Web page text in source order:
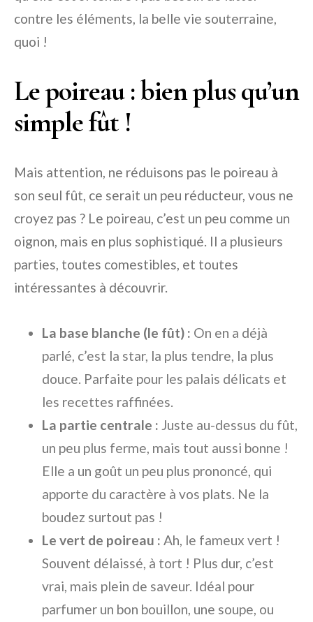
contre les éléments, la belle vie souterraine,
quoi !
Le poireau : bien plus qu’un
simple fût !
Mais attention, ne réduisons pas le poireau à
son seul fût, ce serait un peu réducteur, vous ne
croyez pas ? Le poireau, c’est un peu comme un
oignon, mais en plus sophistiqué. Il a plusieurs
parties, toutes comestibles, et toutes
intéressantes à découvrir.
La base blanche (le fût) : On en a déjà
parlé, c’est la star, la plus tendre, la plus
douce. Parfaite pour les palais délicats et
les recettes raffinées.
La partie centrale : Juste au-dessus du fût,
un peu plus ferme, mais tout aussi bonne !
Elle a un goût un peu plus prononcé, qui
apporte du caractère à vos plats. Ne la
boudez surtout pas !
Le vert de poireau : Ah, le fameux vert !
Souvent délaissé, à tort ! Plus dur, c’est
vrai, mais plein de saveur. Idéal pour
parfumer un bon bouillon, une soupe, ou